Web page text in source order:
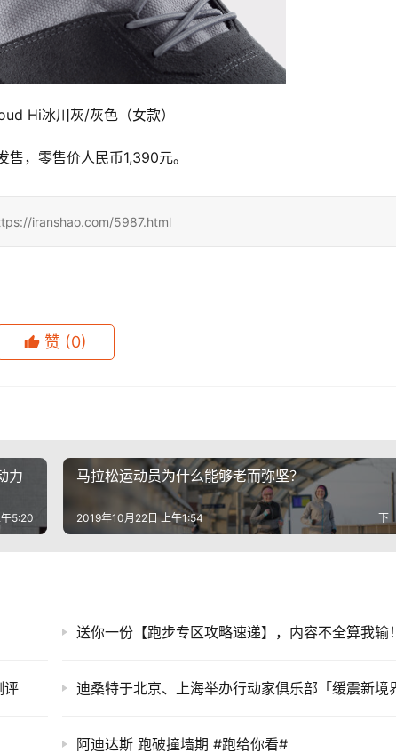
Hi冰川灰/灰色（女款）
，零售价人民币1,390元。
iranshao.com/5987.html
赞 (0)
力
5:20
马拉松运动员为什么能够老而弥坚？
下
2019年10月22日 上午1:54
送你一份【跑步专区攻略速递】，内容不全算我输！
评
阿迪达斯 跑破撞墙期 #跑给你看#